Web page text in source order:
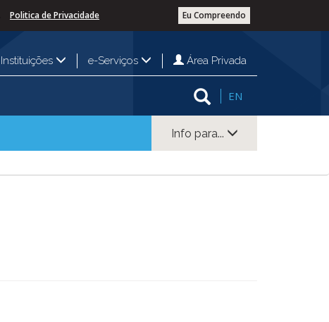
Eu Compreendo
Politica de Privacidade
Instituições e-Serviços Área Privada
EN
Info para...